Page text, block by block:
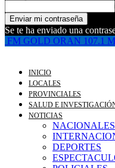
Se te ha enviado una
FM GOLD ORAN 107.1
INICIO
LOCALES
PROVINCIALES
SALUD E
NOTICIAS
NACIONALES
DEPORTES